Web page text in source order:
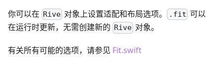
你可以在 Rive 对象上设置适配和布局选项。 .fit 可以
在运行时更新，无需创建新的 Rive 对象。
有关所有可能的选项，请参见 Fit.swift